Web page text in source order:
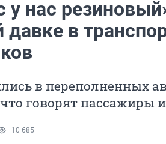
у нас
давке в
в переполненных
говорят пассажиры
10 685